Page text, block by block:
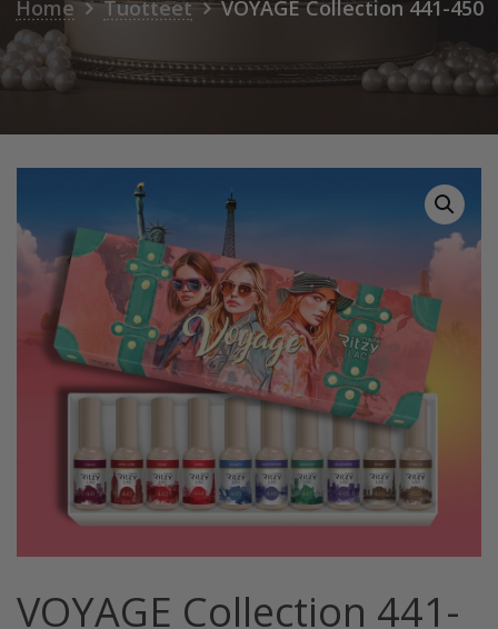
Home Tuotteet VOYAGE Collection 441-450
VOYAGE Collection 441-